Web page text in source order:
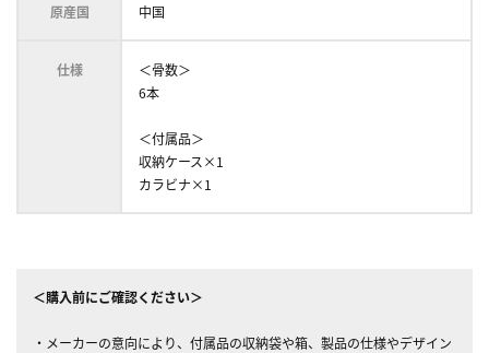
原産国 中国
仕様
＜骨数＞
6本
＜付属品＞
収納ケース×1
カラビナ×1
＜購入前にご確認ください＞
・メーカーの意向により、付属品の収納袋や箱、製品の仕様やデザイン